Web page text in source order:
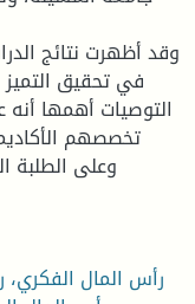
وقد أظهرت نتائج
في تحقيق
التوصيات أهمها
تخصصهم
وعلى الطلبة
رأس المال